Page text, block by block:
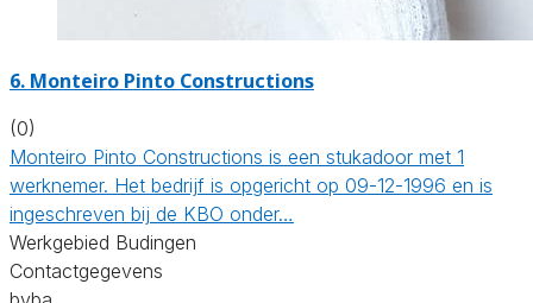
6. Monteiro Pinto Constructions
(0)
Monteiro Pinto Constructions is een stukadoor met 1
werknemer. Het bedrijf is opgericht op 09-12-1996 en is
ingeschreven bij de KBO onder…
Werkgebied Budingen
Contactgegevens